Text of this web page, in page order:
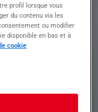
frigorifique)
profil lorsque vous
du contenu via les
ou modifier
disponible en bas et à
cookie